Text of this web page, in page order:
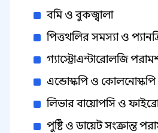
বমি ও বুকজ্বালা
পিত্তথলির সমস্যা ও
গ্যাস্ট্রোএন্টারোলজি
এন্ডোস্কপি ও কোলনোস্কপি
লিভার বায়োপসি ও
পুষ্টি ও ডায়েট সংক্রান্ত